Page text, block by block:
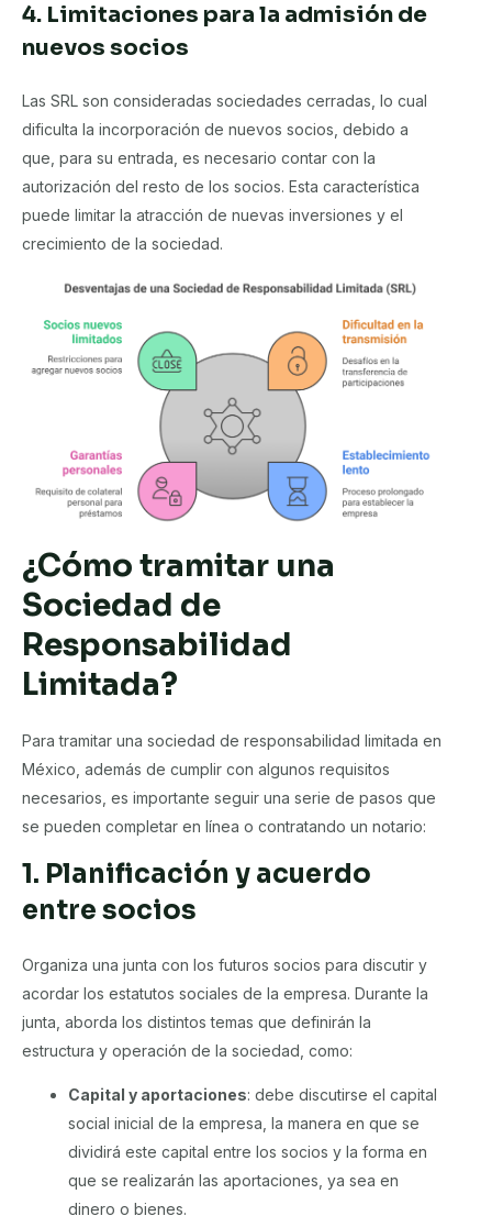
4. Limitaciones para la admisión de
nuevos socios
Las SRL son consideradas sociedades cerradas, lo cual
dificulta la incorporación de nuevos socios, debido a
que, para su entrada, es necesario contar con la
autorización del resto de los socios. Esta característica
puede limitar la atracción de nuevas inversiones y el
crecimiento de la sociedad.
¿Cómo tramitar una
Sociedad de
Responsabilidad
Limitada?
Para tramitar una sociedad de responsabilidad limitada en
México, además de cumplir con algunos requisitos
necesarios, es importante seguir una serie de pasos que
se pueden completar en línea o contratando un notario:
1. Planificación y acuerdo
entre socios
Organiza una junta con los futuros socios para discutir y
acordar los estatutos sociales de la empresa. Durante la
junta, aborda los distintos temas que definirán la
estructura y operación de la sociedad, como:
Capital y aportaciones: debe discutirse el capital
social inicial de la empresa, la manera en que se
dividirá este capital entre los socios y la forma en
que se realizarán las aportaciones, ya sea en
dinero o bienes.